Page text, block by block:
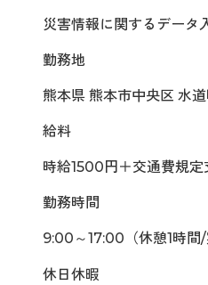
災害情報に関するデー
勤務地
熊本県 熊本市中央区 水
給料
時給1500円＋交通費規定
勤務時間
9:00～17:00（休憩1時間
休日休暇